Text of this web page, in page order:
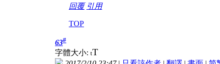
回覆 引用
TOP
63#
字體大小: tT